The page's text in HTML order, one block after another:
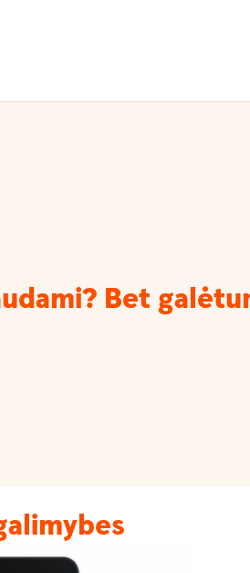
Bet